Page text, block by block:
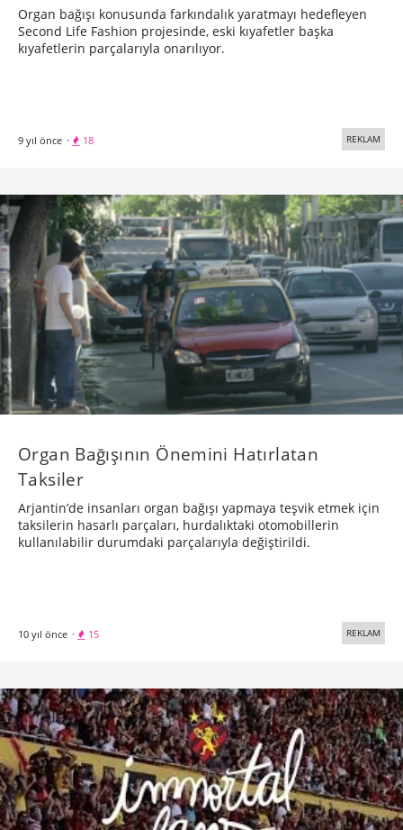
Organ bağışı konusunda farkındalık yaratmayı hedefleyen
Second Life Fashion projesinde, eski kıyafetler başka
kıyafetlerin parçalarıyla onarılıyor.
9 yıl önce · 18 REKLAM
Organ Bağışının Önemini Hatırlatan
Taksiler
Arjantin’de insanları organ bağışı yapmaya teşvik etmek için
taksilerin hasarlı parçaları, hurdalıktaki otomobillerin
kullanılabilir durumdaki parçalarıyla değiştirildi.
10 yıl önce · 15 REKLAM